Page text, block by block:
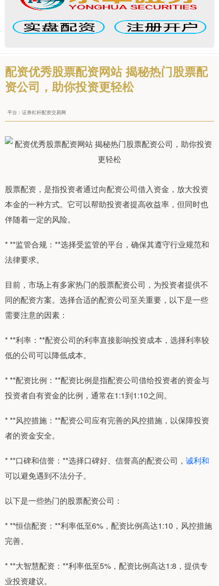
配资优秀股票配资网站 揭秘热门股票配
资公司，助你投资更轻松
平台：证券杠杆配资交易网
股票配资，是指投资者通过向配资公司借入资金，放大投资
本金的一种方式。它可以帮助投资者提高收益率，但同时也
伴随着一定的风险。
* **监管合规：**选择受监管的平台，确保其遵守行业规范和
法律要求。
目前，市场上有多家热门的股票配资公司，为投资者提供不
同的配资方案。选择合适的配资公司至关重要，以下是一些
需要注意的因素：
* **利率：**配资公司的利率直接影响投资成本，选择利率较
低的公司可以降低成本。
* **配资比例：**配资比例是指配资公司借给投资者的资金与
投资者自有资金的比例，通常在1:1到1:10之间。
* **风控措施：**配资公司应有完善的风控措施，以保障投资
者的资金安全。
* **口碑和信誉：**选择口碑好、信誉高的配资公司， 诚利和
可以避免遇到不法分子。
以下是一些热门的股票配资公司：
* **恒信配资：**利率低至6%，配资比例高达1:10，风控措施
完善。
* **大智慧配资：**利率低至5%，配资比例高达1:8，提供专
业投资建议。